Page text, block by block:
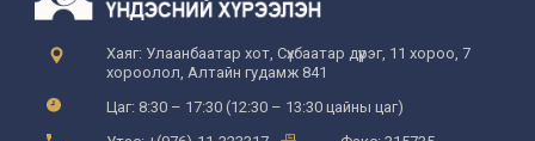
Хаяг: Улаанбаатар хот, Сүхбаатар дүүрэг, 11 хороо, 7
хороолол, Алтайн гудамж 841
Цаг: 8:30 – 17:30 (12:30 – 13:30 цайны цаг)